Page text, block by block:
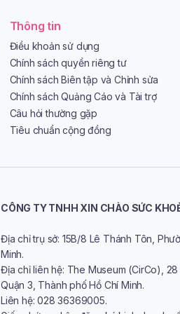
Thông tin
Điều khoản sử dụng
Chính sách quyền riêng tư
Chính sách Biên tập và Chỉnh sửa
Chính sách Quảng Cáo và Tài trợ
Câu hỏi thường gặp
Tiêu chuẩn cộng đồng
CÔNG TY TNHH XIN CHÀO SỨC
Địa chỉ trụ sở: 15B/8 Lê Thánh Tôn,
Minh.
Địa chỉ liên hệ: The Museum (CirCo),
Quận 3, Thành phố Hồ Chí Minh.
Liên hệ: 028 36369005.